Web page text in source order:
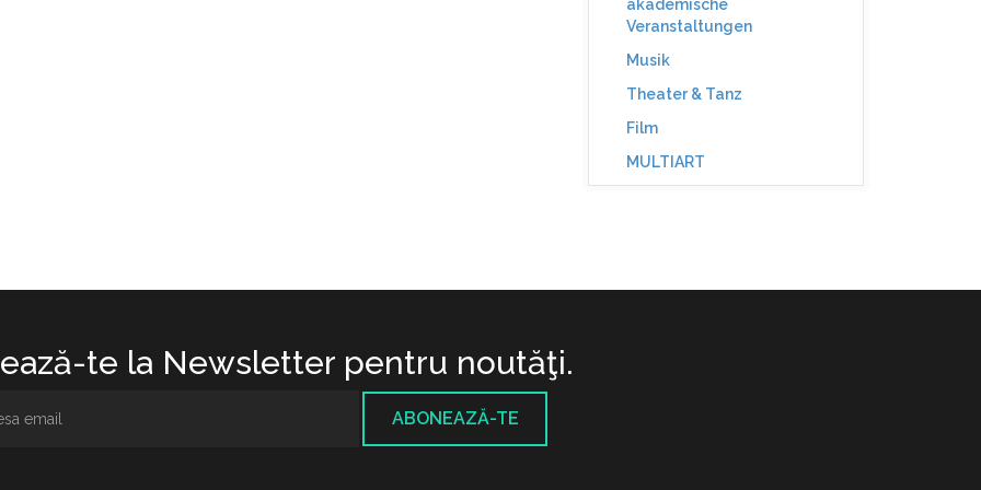
akademische
Veranstaltungen
Musik
Theater & Tanz
Film
MULTIART
te la Newsletter pentru noutăţi.
ABONEAZĂ-TE